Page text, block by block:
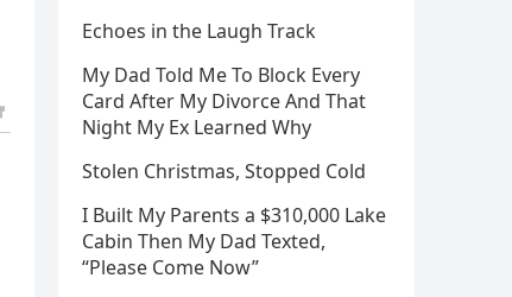
Echoes in the Laugh Track
My Dad Told Me To Block Every
Card After My Divorce And That
Night My Ex Learned Why
Stolen Christmas, Stopped Cold
I Built My Parents a $310,000 Lake
Cabin Then My Dad Texted,
“Please Come Now”